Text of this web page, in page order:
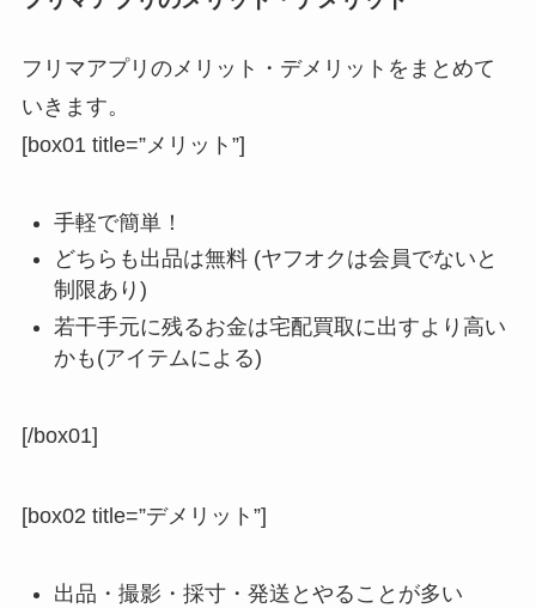
フリマアプリのメリット・デメリットをまとめて
いきます。
[box01 title=”メリット”]
手軽で簡単！
どちらも出品は無料 (ヤフオクは会員でないと
制限あり)
若干手元に残るお金は宅配買取に出すより高い
かも(アイテムによる)
[/box01]
[box02 title=”デメリット”]
出品・撮影・採寸・発送とやることが多い